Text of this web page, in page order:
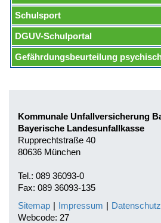
Schulsport
DGUV-Schulportal
Gefährdungsbeurteilung
Kommunale Unfallversicherung
Bayerische Landesunfallkasse
Rupprechtstraße 40
80636 München
Tel.: 089 36093-0
Fax: 089 36093-135
Sitemap | Impressum | Datenschutz
Webcode: 27